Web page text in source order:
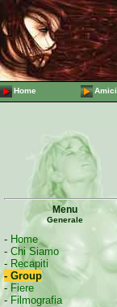
Home Amici
Menu
Generale
- Home
- Chi Siamo
- Recapiti
- Group
- Fiere
-Filmografia